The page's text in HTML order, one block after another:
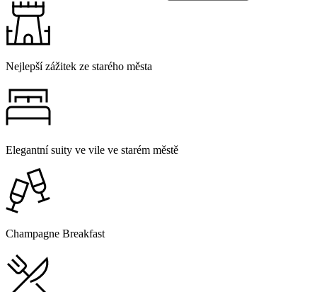
Nejlepší zážitek ze starého města
Elegantní suity ve vile ve starém městě
Champagne Breakfast